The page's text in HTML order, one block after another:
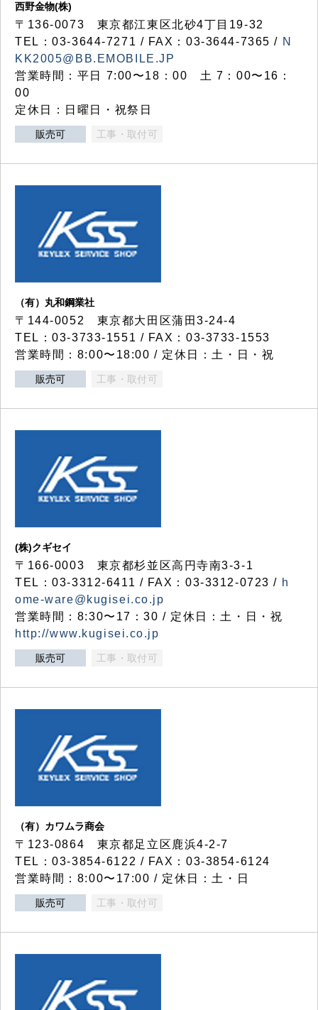
西野金物(株)
〒136-0073 東京都江東区北砂4丁目19-32
TEL：03‐3644‐7271 / FAX：03-3644-7365 / N
KK2005@BB.EMOBILE.JP
営業時間：平日 7:00〜18：00 土 7：00〜16：
00
定休日：日曜日・祝祭日
販売可 工事・取付可
（有）丸和鋼業社
〒144-0052 東京都大田区蒲田3-24-4
TEL：03-3733-1551 / FAX：03-3733-1553
営業時間：8:00〜18:00 / 定休日：土・日・祝
販売可 工事・取付可
(株)クギセイ
〒166-0003 東京都杉並区高円寺南3-3-1
TEL：03-3312-6411 / FAX：03-3312-0723 / h
ome-ware@kugisei.co.jp
営業時間：8:30〜17：30 / 定休日：土・日・祝
http://www.kugisei.co.jp
販売可 工事・取付可
（有）カワムラ商会
〒123-0864 東京都足立区鹿浜4-2-7
TEL：03-3854-6122 / FAX：03-3854-6124
営業時間：8:00〜17:00 / 定休日：土・日
販売可 工事・取付可